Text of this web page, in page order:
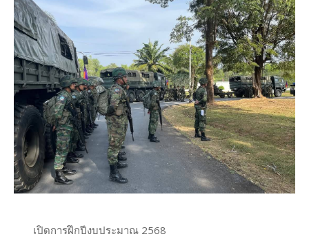
เปิดการฝึกปีงบประมาณ 2568